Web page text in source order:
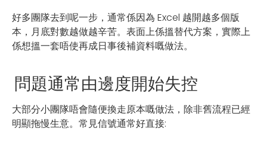
好多團隊去到呢一步，通常係因為 Excel 越開越多個版
本，月底對數越做越辛苦。表面上係搵替代方案，實際上
係想搵一套唔使再成日事後補資料嘅做法。
問題通常由邊度開始失控
大部分小團隊唔會隨便換走原本嘅做法，除非舊流程已經
明顯拖慢生意。常見信號通常好直接: